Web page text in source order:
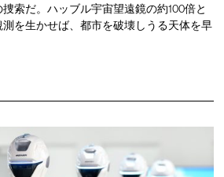
索だ。ハッブル宇宙望遠鏡の約100倍と
を生かせば、都市を破壊しうる天体を早